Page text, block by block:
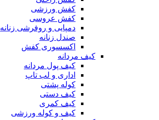
کفش ورزشی
کفش عروسی
دمپایی و روفرشی زنانه
صندل زنانه
اکسسوری کفش
کیف مردانه
کیف پول مردانه
اداری و لب تاپ
کوله پشتی
کیف دستی
کیف کمری
کیف و کوله ورزشی